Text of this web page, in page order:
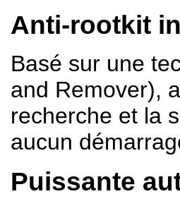
Anti-rootkit
Basé sur une
and Remover),
recherche et la
aucun
Puissante